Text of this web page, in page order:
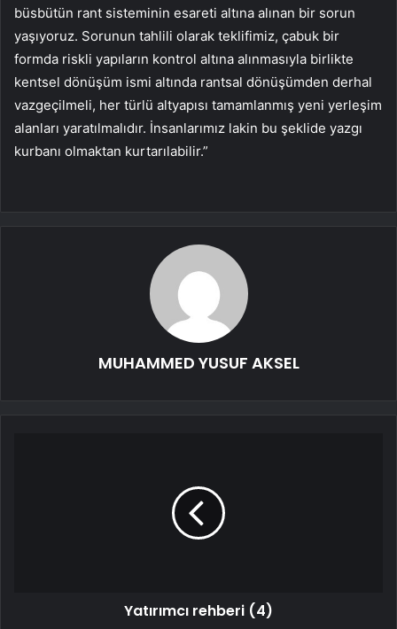
büsbütün rant sisteminin esareti altına alınan bir sorun
yaşıyoruz. Sorunun tahlili olarak teklifimiz, çabuk bir
formda riskli yapıların kontrol altına alınmasıyla birlikte
kentsel dönüşüm ismi altında rantsal dönüşümden derhal
vazgeçilmeli, her türlü altyapısı tamamlanmış yeni yerleşim
alanları yaratılmalıdır. İnsanlarımız lakin bu şeklide yazgı
kurbanı olmaktan kurtarılabilir.”
MUHAMMED YUSUF AKSEL
Yatırımcı rehberi (4)